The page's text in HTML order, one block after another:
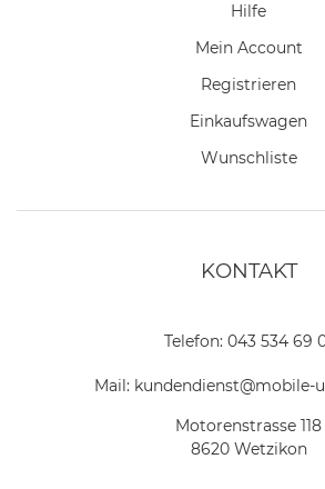
Hilfe
Mein Account
Registrieren
Einkaufswagen
Wunschliste
KONTAKT
Telefon: 043 534 69
Mail: kundendienst@mobile-
Motorenstrasse 118
8620 Wetzikon